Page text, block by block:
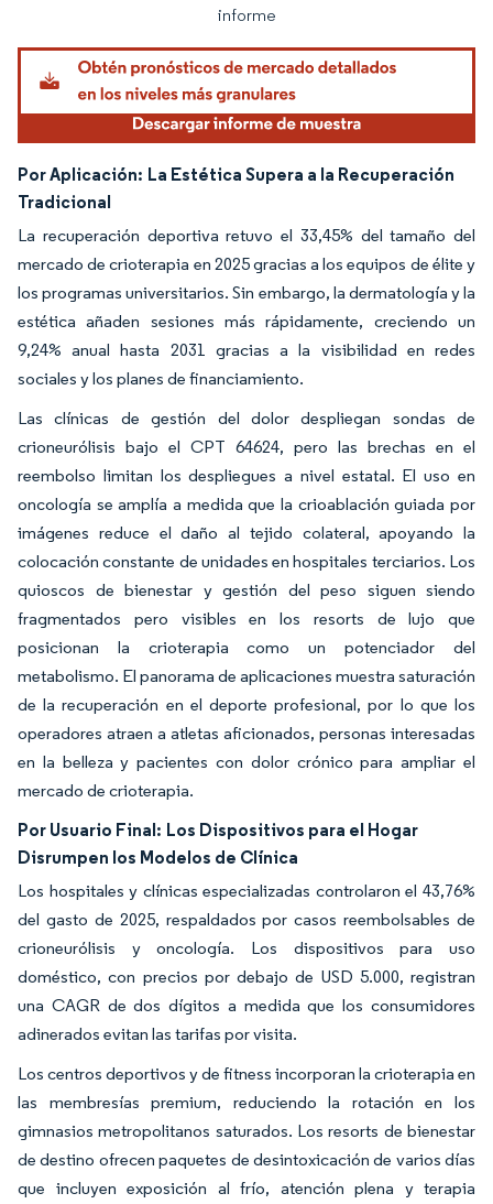
informe
Por Aplicación: La Estética Supera a la Recuperación
Tradicional
La recuperación deportiva retuvo el 33,45% del tamaño del
mercado de crioterapia en 2025 gracias a los equipos de élite y
los programas universitarios. Sin embargo, la dermatología y la
estética añaden sesiones más rápidamente, creciendo un
9,24% anual hasta 2031 gracias a la visibilidad en redes
sociales y los planes de financiamiento.
Las clínicas de gestión del dolor despliegan sondas de
crioneurólisis bajo el CPT 64624, pero las brechas en el
reembolso limitan los despliegues a nivel estatal. El uso en
oncología se amplía a medida que la crioablación guiada por
imágenes reduce el daño al tejido colateral, apoyando la
colocación constante de unidades en hospitales terciarios. Los
quioscos de bienestar y gestión del peso siguen siendo
fragmentados pero visibles en los resorts de lujo que
posicionan la crioterapia como un potenciador del
metabolismo. El panorama de aplicaciones muestra saturación
de la recuperación en el deporte profesional, por lo que los
operadores atraen a atletas aficionados, personas interesadas
en la belleza y pacientes con dolor crónico para ampliar el
mercado de crioterapia.
Por Usuario Final: Los Dispositivos para el Hogar
Disrumpen los Modelos de Clínica
Los hospitales y clínicas especializadas controlaron el 43,76%
del gasto de 2025, respaldados por casos reembolsables de
crioneurólisis y oncología. Los dispositivos para uso
doméstico, con precios por debajo de USD 5.000, registran
una CAGR de dos dígitos a medida que los consumidores
adinerados evitan las tarifas por visita.
Los centros deportivos y de fitness incorporan la crioterapia en
las membresías premium, reduciendo la rotación en los
gimnasios metropolitanos saturados. Los resorts de bienestar
de destino ofrecen paquetes de desintoxicación de varios días
que incluyen exposición al frío, atención plena y terapia